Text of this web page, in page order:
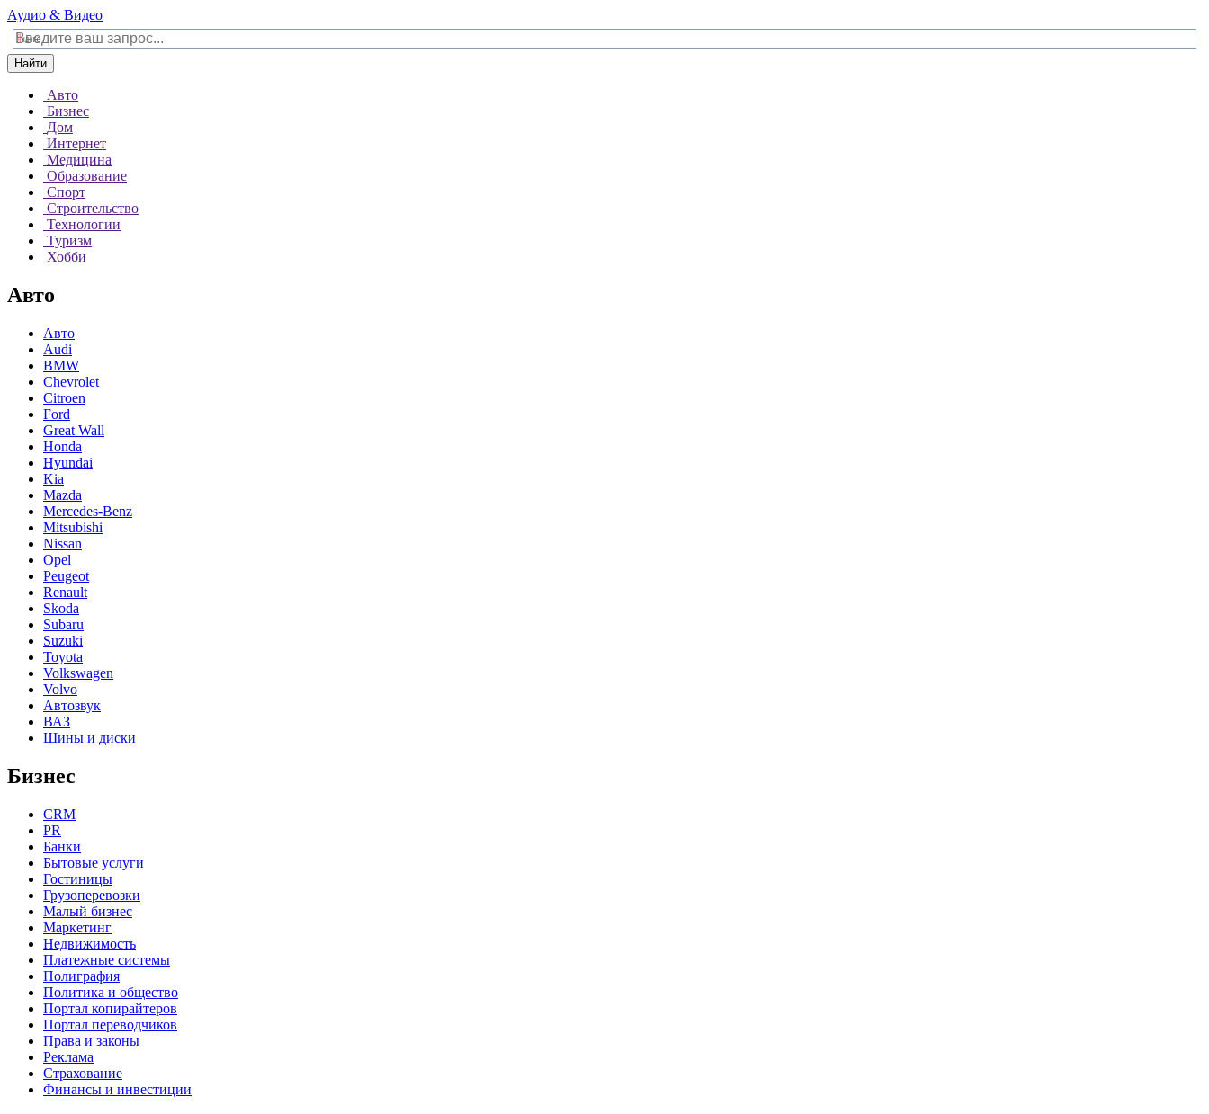
Аудио & Видео
Найти
Авто
Бизнес
Дом
Интернет
Медицина
Образование
Спорт
Строительство
Технологии
Туризм
Хобби
Авто
Авто
Audi
BMW
Chevrolet
Citroen
Ford
Great Wall
Honda
Hyundai
Kia
Mazda
Mercedes-Benz
Mitsubishi
Nissan
Opel
Peugeot
Renault
Skoda
Subaru
Suzuki
Toyota
Volkswagen
Volvo
Автозвук
ВАЗ
Шины и диски
Бизнес
CRM
PR
Банки
Бытовые услуги
Гостиницы
Грузоперевозки
Малый бизнес
Маркетинг
Недвижимость
Платежные системы
Полиграфия
Политика и общество
Портал копирайтеров
Портал переводчиков
Права и законы
Реклама
Страхование
Финансы и инвестиции